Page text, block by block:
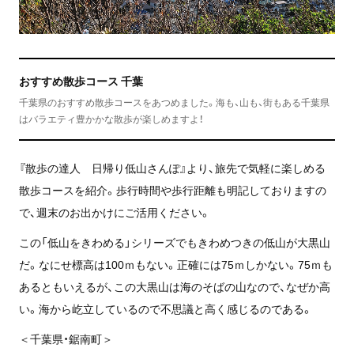
おすすめ散歩コース 千葉
千葉県のおすすめ散歩コースをあつめました。海も、山も、街もある千葉県
はバラエティ豊かかな散歩が楽しめますよ！
『散歩の達人 日帰り低山さんぽ』より、旅先で気軽に楽しめる
散歩コースを紹介。歩行時間や歩行距離も明記しておりますの
で、週末のお出かけにご活用ください。
この「低山をきわめる」シリーズでもきわめつきの低山が大黒山
だ。なにせ標高は100ｍもない。正確には75ｍしかない。75ｍも
あるともいえるが、この大黒山は海のそばの山なので、なぜか高
い。海から屹立しているので不思議と高く感じるのである。
＜千葉県・鋸南町＞